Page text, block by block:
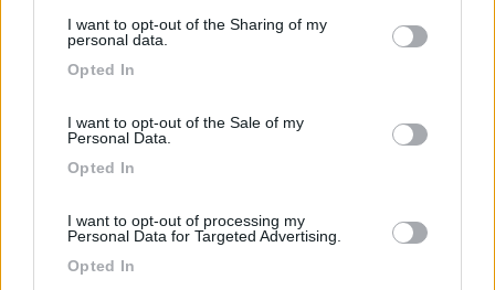
not limited to your visit or usage behaviour. You may click to
use your data for below specified purposes in below Google
I want to opt-out of the Sharing of my
personal data.
Opted In
I want to opt-out of the Sale of my
Personal Data.
Opted In
I want to opt-out of processing my
Personal Data for Targeted Advertising.
Opted In
In risposta al messaggio di wippet 08/12/2019
furgonato, parto da anni ad aprile e rientro a settembre in giro per
che porto,
per quelle cose assolutamente indispensabili (documenti gas